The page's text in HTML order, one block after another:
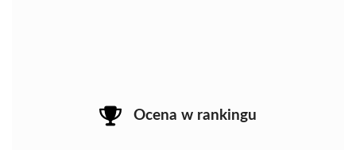
Ocena w rankingu